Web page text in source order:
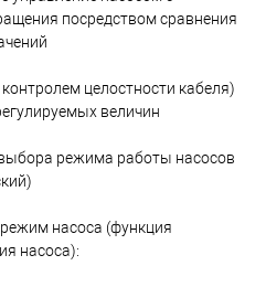
посредством сравнения
целостности кабеля)
величин
режима работы насосов
насоса (функция
насоса):